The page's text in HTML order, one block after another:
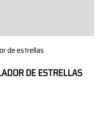
de estrellas
DE ESTRELLAS